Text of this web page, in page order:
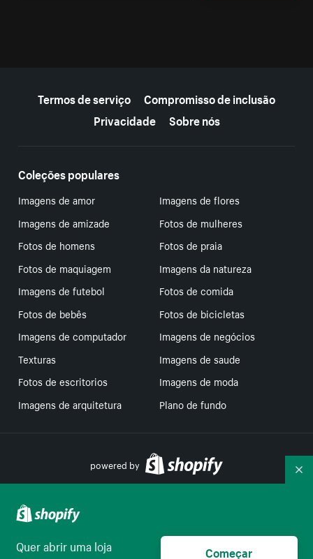
Termos de serviço
Compromisso de inclusão
Privacidade
Sobre nós
Coleções populares
Imagens de amor
Imagens de flores
Imagens de amizade
Fotos de mulheres
Fotos de homens
Fotos de praia
Fotos de maquiagem
Imagens da natureza
Imagens de futebol
Fotos de comida
Fotos de bebês
Fotos de bicicletas
Imagens de computador
Imagens de negócios
Texturas
Imagens de saude
Fotos de escritorios
Imagens de moda
Imagens de arquitetura
Plano de fundo
powered by
Suas escolhas de privacidade
Quer abrir uma loja
Começar